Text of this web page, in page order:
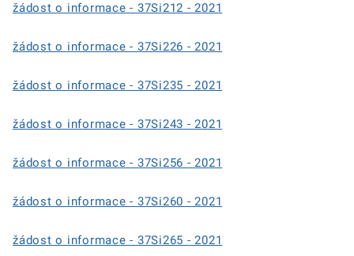
žádost o informace - 37Si212 - 2021
žádost o informace - 37Si226 - 2021
žádost o informace - 37Si235 - 2021
žádost o informace - 37Si243 - 2021
žádost o informace - 37Si256 - 2021
žádost o informace - 37Si260 - 2021
žádost o informace - 37Si265 - 2021